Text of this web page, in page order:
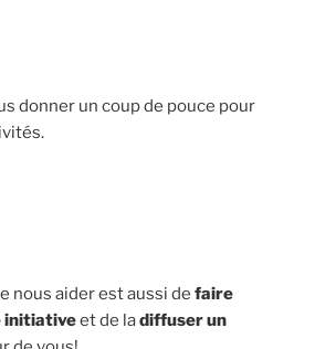
donner un coup de pouce pour
nous aider est aussi de faire
initiativeet de ladiffuser un